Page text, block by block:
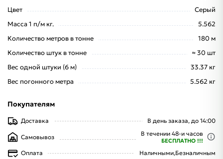
Цвет
Серый
Масса 1 п/м кг.
5.562
Количество метров в тонне
180 м
Количество штук в тонне
≈ 30 шт
Вес одной штуки (6 м)
33.37 кг
Вес погонного метра
5.562 кг
Покупателям
Доставка В день заказа, до 14:00
Самовывоз В течении 48-и часов
БЕСПЛАТНО !!!
Оплата Наличными,Безналичным